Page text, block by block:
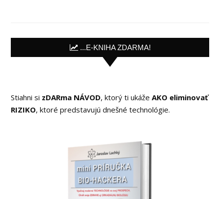
...E-KNIHA ZDARMA!
Stiahni si zDARma NÁVOD, ktorý ti ukážeAKO eliminovať
RIZIKO, ktoré predstavujú dnešné technológie.